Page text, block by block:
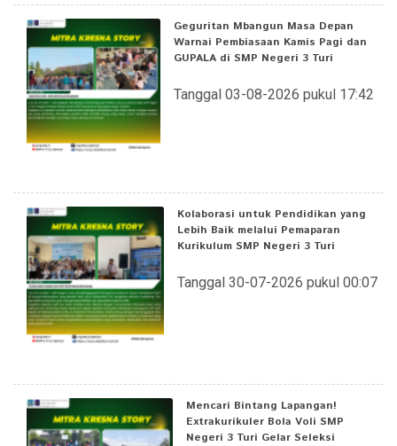
Geguritan Mbangun Masa Depan
Warnai Pembiasaan Kamis Pagi dan
GUPALA di SMP Negeri 3 Turi
Tanggal 03-08-2026 pukul 17:42
Kolaborasi untuk Pendidikan yang
Lebih Baik melalui Pemaparan
Kurikulum SMP Negeri 3 Turi
Tanggal 30-07-2026 pukul 00:07
Mencari Bintang Lapangan!
Extrakurikuler Bola Voli SMP
Negeri 3 Turi Gelar Seleksi